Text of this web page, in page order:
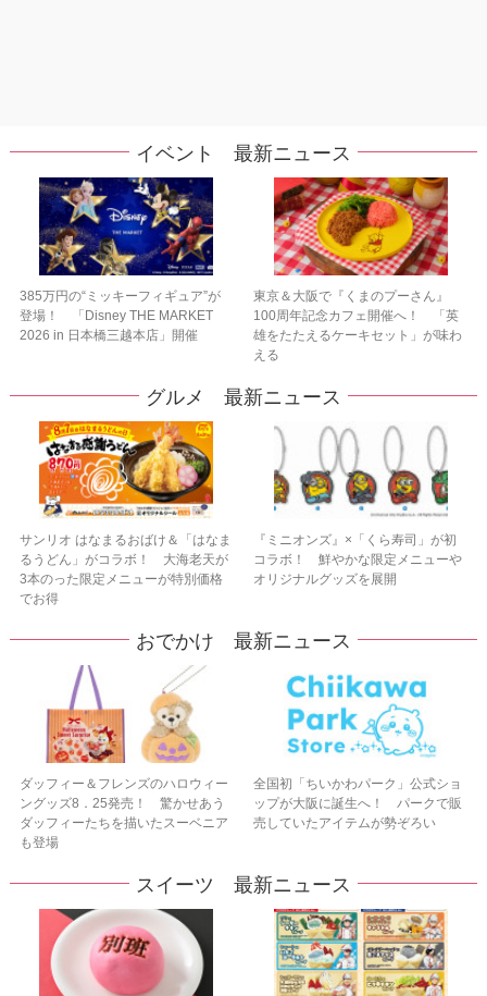
イベント 最新ニュース
385万円の“ミッキーフィギュア”が
登場！ 「Disney THE MARKET
2026 in 日本橋三越本店」開催
東京＆大阪で『くまのプーさん』
100周年記念カフェ開催へ！ 「英
雄をたたえるケーキセット」が味わ
える
グルメ 最新ニュース
サンリオ はなまるおばけ＆「はなま
るうどん」がコラボ！ 大海老天が
3本のった限定メニューが特別価格
でお得
『ミニオンズ』×「くら寿司」が初
コラボ！ 鮮やかな限定メニューや
オリジナルグッズを展開
おでかけ 最新ニュース
ダッフィー＆フレンズのハロウィー
ングッズ8．25発売！ 驚かせあう
ダッフィーたちを描いたスーベニア
も登場
全国初「ちいかわパーク」公式ショ
ップが大阪に誕生へ！ パークで販
売していたアイテムが勢ぞろい
スイーツ 最新ニュース